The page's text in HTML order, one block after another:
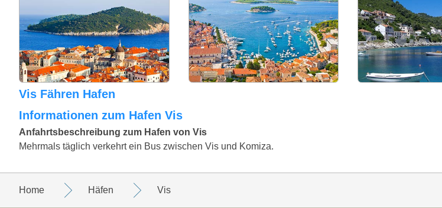
Vis Fähren Hafen
Informationen zum Hafen Vis
Anfahrtsbeschreibung zum Hafen von Vis
Mehrmals täglich verkehrt ein Bus zwischen Vis und Komiza.
Home Häfen Vis